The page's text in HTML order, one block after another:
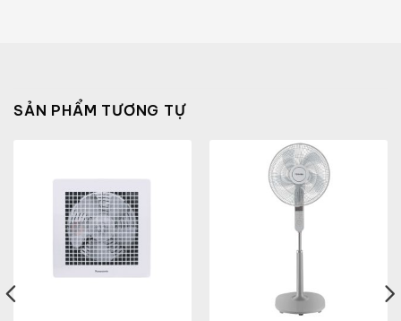
SẢN PHẨM TƯƠNG TỰ